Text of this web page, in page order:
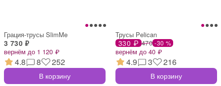
Грация-трусы SlimMe
3 730 ₽
вернём до 1 120 ₽
4.8 8 252
В корзину
Трусы Pelican
330 ₽ 470 -30 %
вернём до 40 ₽
4.9 3 216
В корзину